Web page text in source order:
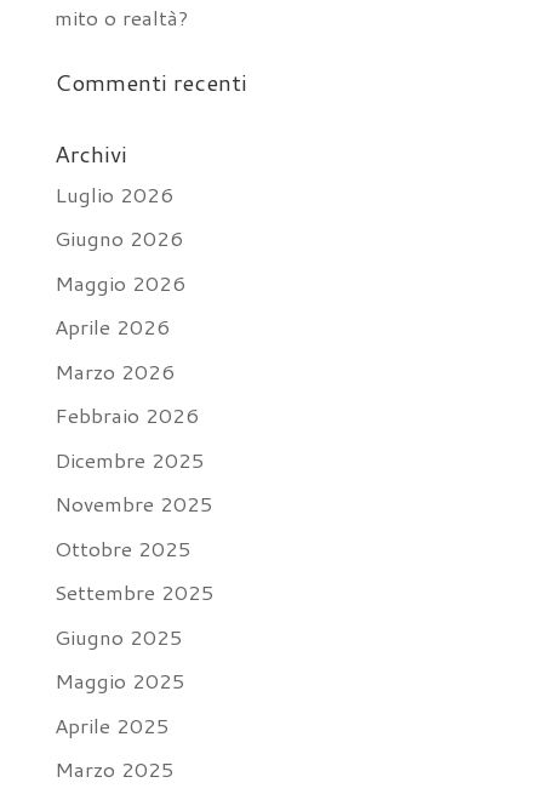
mito o realtà?
Commenti recenti
Archivi
Luglio 2026
Giugno 2026
Maggio 2026
Aprile 2026
Marzo 2026
Febbraio 2026
Dicembre 2025
Novembre 2025
Ottobre 2025
Settembre 2025
Giugno 2025
Maggio 2025
Aprile 2025
Marzo 2025